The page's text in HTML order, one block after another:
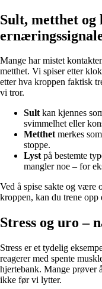
Sult, metthet og
Mange har mistet
metthet. Vi spiser etter
etter hva kroppen faktisk
vi tror.
Sultkan kjennes
svimmelhet eller
Metthetmerkes
stoppe.
Lystpå bestemte
mangler noe – for
Ved å spise sakte og være
kroppen, kan du trene
Stress og uro –
Stress er et tydelig
reagerer med spente
hjertebank. Mange prøver
ikke før vi lytter.